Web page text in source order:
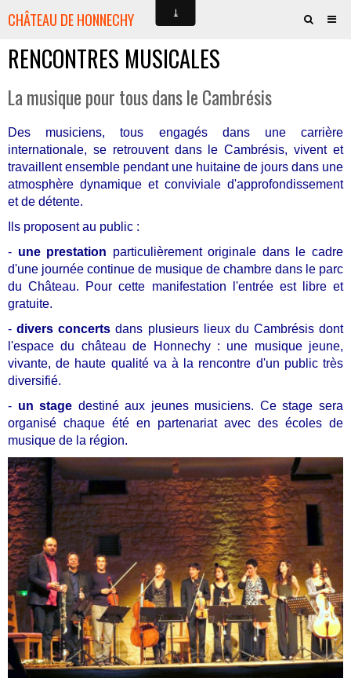
CHÂTEAU DE HONNECHY
QUI SOMMES-NOUS ?
AMIS DU CHÂTEAU
CULTURE - SPECTACLES
CONTACTS
PRESSE
RENCONTRES MUSICALES
La musique pour tous dans le Cambrésis
Des musiciens, tous engagés dans une carrière
internationale, se retrouvent dans le Cambrésis, vivent et
travaillent ensemble pendant une huitaine de jours dans une
atmosphère dynamique et conviviale d'approfondissement
et de détente.
Ils proposent au public :
- une prestation particulièrement originale dans le cadre
d'une journée continue de musique de chambre dans le parc
du Château. Pour cette manifestation l'entrée est libre et
gratuite.
-divers concerts dans plusieurs lieux du Cambrésis dont
l'espace du château de Honnechy : une musique jeune,
vivante, de haute qualité va à la rencontre d'un public très
diversifié.
- un stage destiné aux jeunes musiciens. Ce stage sera
organisé chaque été en partenariat avec des écoles de
musique de la région.